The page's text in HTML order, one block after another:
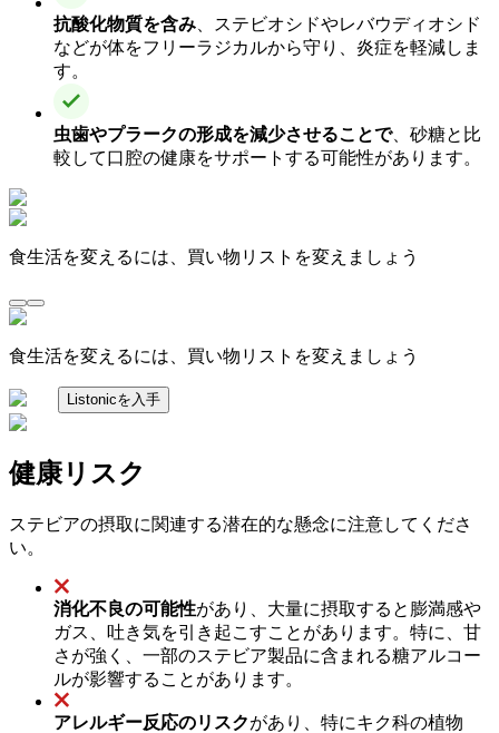
抗酸化物質を含み 、ステビオシドやレバウディオシド
などが体をフリーラジカルから守り、炎症を軽減しま
す。
虫歯やプラークの形成を減少させることで、砂糖と比
較して口腔の健康をサポートする可能性があります。
食生活を変えるには、買い物リストを変えましょう
食生活を変えるには、買い物リストを変えましょう
Listonicを入手
健康リスク
ステビアの摂取に関連する潜在的な懸念に注意してくださ
い。
消化不良の可能性があり、大量に摂取すると膨満感や
ガス、吐き気を引き起こすことがあります。特に、甘
さが強く、一部のステビア製品に含まれる糖アルコー
ルが影響することがあります。
アレルギー反応のリスクがあり、特にキク科の植物